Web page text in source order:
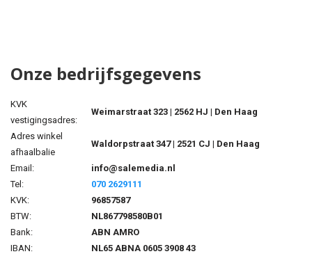
Onze bedrijfsgegevens
KVK
vestigingsadres:
Weimarstraat 323 | 2562 HJ | Den Haag
Adres winkel
afhaalbalie
Waldorpstraat 347 | 2521 CJ | Den Haag
Email:
info@salemedia.nl
Tel:
070 2629111
KVK:
96857587
BTW:
NL867798580B01
Bank:
ABN AMRO
IBAN:
NL65 ABNA 0605 3908 43